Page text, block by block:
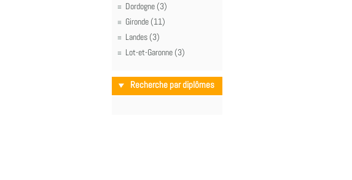
Dordogne (3)
Gironde (11)
Landes (3)
Lot-et-Garonne (3)
Recherche par diplômes